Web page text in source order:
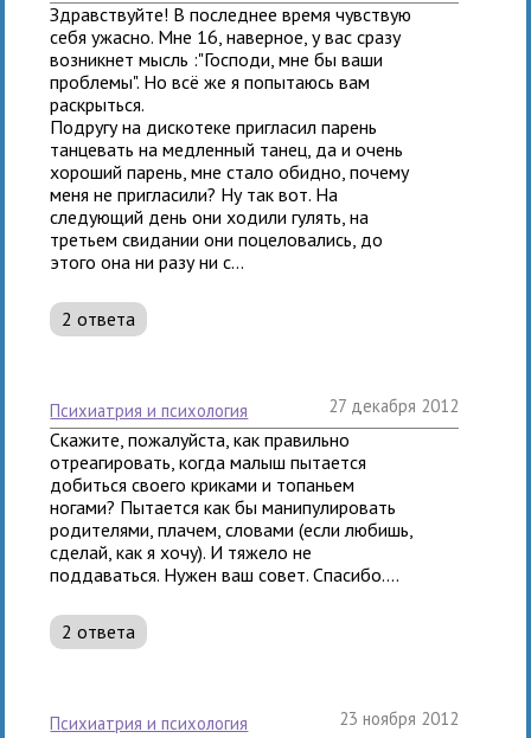
Здравствуйте! В последнее время чувствую
себя ужасно. Мне 16, наверное, у вас сразу
возникнет мысль :"Господи, мне бы ваши
проблемы". Но всё же я попытаюсь вам
раскрыться.
Подругу на дискотеке пригласил парень
танцевать на медленный танец, да и очень
хороший парень, мне стало обидно, почему
меня не пригласили? Ну так вот. На
следующий день они ходили гулять, на
третьем свидании они поцеловались, до
этого она ни разу ни с...
2 ответа
психиатрия и психология 27 декабря 2012
Скажите, пожалуйста, как правильно
отреагировать, когда малыш пытается
добиться своего криками и топаньем
ногами? Пытается как бы манипулировать
родителями, плачем, словами (если любишь,
сделай, как я хочу). И тяжело не
поддаваться. Нужен ваш совет. Спасибо....
2 ответа
психиатрия и психология 23 ноября 2012